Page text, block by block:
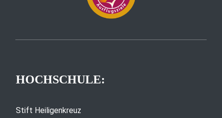
HOCHSCHULE:
Stift Heiligenkreuz